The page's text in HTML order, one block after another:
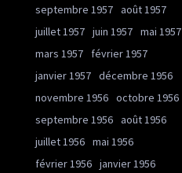
septembre 1957 août 1957
juillet 1957 juin 1957 mai 1957
mars 1957
février 1957
janvier 1957 décembre 1956
novembre 1956 octobre 1956
septembre 1956 août 1956
juillet 1956 mai 1956
février 1956 janvier 1956